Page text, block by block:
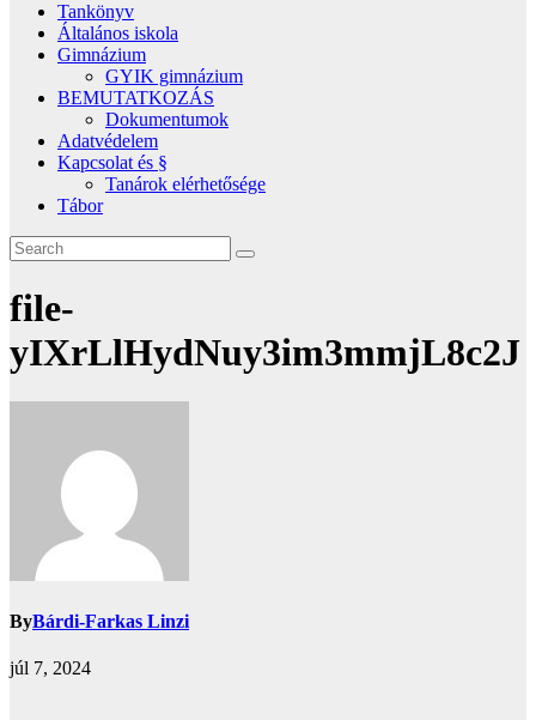
Tankönyv
Általános iskola
Gimnázium
GYIK gimnázium
BEMUTATKOZÁS
Dokumentumok
Adatvédelem
Kapcsolat és §
Tanárok elérhetősége
Tábor
file-
yIXrLlHydNuy3im3mmjL8c2J
ByBárdi-Farkas Linzi
júl 7, 2024